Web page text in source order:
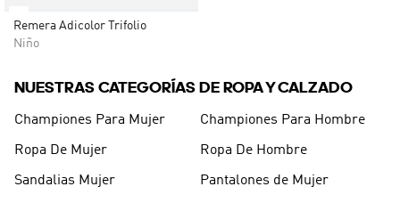
Remera Adicolor Trifolio
Niño
NUESTRAS CATEGORÍAS DE ROPA Y CALZADO
Championes Para Mujer Championes Para Hombre
Ropa De Mujer Ropa De Hombre
Sandalias Mujer Pantalones de Mujer